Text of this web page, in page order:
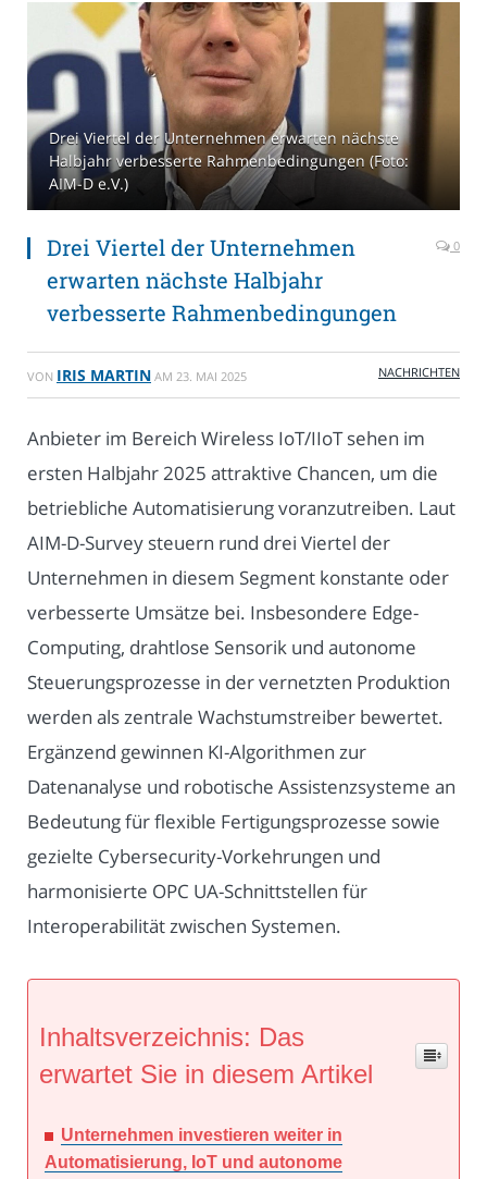
Drei Viertel der Unternehmen erwarten nächste
Halbjahr verbesserte Rahmenbedingungen (Foto:
AIM-D e.V.)
Drei Viertel der Unternehmen
erwarten nächste Halbjahr
verbesserte Rahmenbedingungen
0
VON IRIS MARTIN AM 23. MAI 2025 NACHRICHTEN
Anbieter im Bereich Wireless IoT/IIoT sehen im
ersten Halbjahr 2025 attraktive Chancen, um die
betriebliche Automatisierung voranzutreiben. Laut
AIM-D-Survey steuern rund drei Viertel der
Unternehmen in diesem Segment konstante oder
verbesserte Umsätze bei. Insbesondere Edge-
Computing, drahtlose Sensorik und autonome
Steuerungsprozesse in der vernetzten Produktion
werden als zentrale Wachstumstreiber bewertet.
Ergänzend gewinnen KI-Algorithmen zur
Datenanalyse und robotische Assistenzsysteme an
Bedeutung für flexible Fertigungsprozesse sowie
gezielte Cybersecurity-Vorkehrungen und
harmonisierte OPC UA-Schnittstellen für
Interoperabilität zwischen Systemen.
Inhaltsverzeichnis: Das
erwartet Sie in diesem Artikel
Unternehmen investieren weiter in
Automatisierung, IoT und autonome